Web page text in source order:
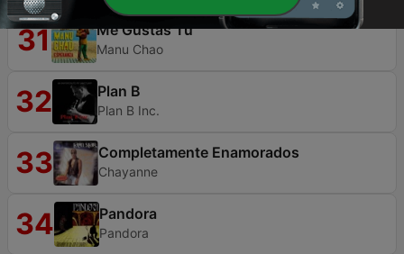
31 Me Gustas Tu
Manu Chao
32 Plan B
Plan B Inc.
33 Completamente Enamorados
Chayanne
34 Pandora
Pandora